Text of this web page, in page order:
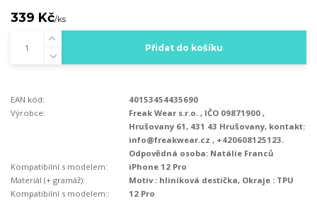
339 Kč/ks
Přidat do košíku
EAN kód:
40153454435690
Výrobce:
Freak Wear s.r.o. , IČO 09871900 ,
Hrušovany 61, 431 43 Hrušovany, kontakt:
info@freakwear.cz , +420608125123.
Odpovědná osoba: Natálie Franců
Kompatibilní s modelem:
iPhone 12 Pro
Materiál (+ gramáž):
Motiv : hliníková destička, Okraje : TPU
Kompatibilní s modelem::
12 Pro